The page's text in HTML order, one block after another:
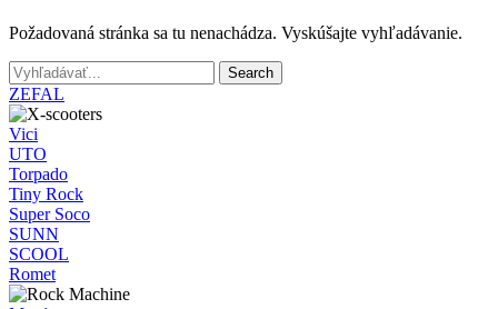
Požadovaná stránka sa tu nenachádza. Vyskúšajte vyhľadávanie.
Search
ZEFAL
Vici
UTO
Torpado
Tiny Rock
Super Soco
SUNN
SCOOL
Romet